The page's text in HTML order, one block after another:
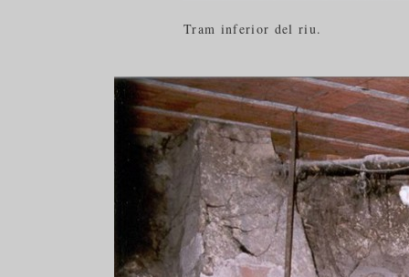
Tram inferior del riu.